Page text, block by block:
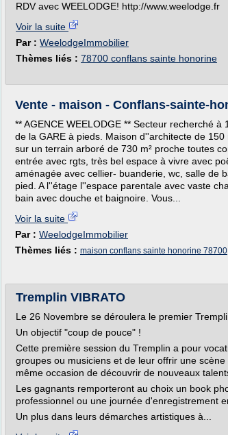
RDV avec WEELODGE! http://www.weelodge.fr
Voir la suite
Par : WeelodgeImmobilier
Thèmes liés : 78700 conflans sainte honorine
Vente - maison - Conflans-sainte-
** AGENCE WEELODGE ** Secteur recherché à
de la GARE à pieds. Maison d''architecte de
sur un terrain arboré de 730 m² proche toutes
entrée avec rgts, très bel espace à vivre avec
aménagée avec cellier- buanderie, wc, salle de
pied. A l''étage l''espace parentale avec vaste
bain avec douche et baignoire. Vous...
Voir la suite
Par : WeelodgeImmobilier
Thèmes liés : maison conflans sainte honorine 78700
Tremplin VIBRATO
Le 26 Novembre se déroulera le premier
Un objectif "coup de pouce" !
Cette première session du Tremplin a pour
groupes ou musiciens et de leur offrir une
même occasion de découvrir de nouveaux
Les gagnants remporteront au choix un book
professionnel ou une journée d'enregistrement
Un plus dans leurs démarches artistiques à...